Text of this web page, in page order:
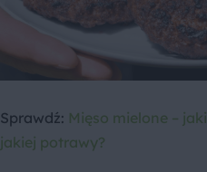
Sprawdź: Mięso mielone –
jakiej potrawy?